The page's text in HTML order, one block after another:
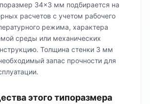
34×3 мм подбирается на
расчетов с учетом рабочего
режима, характера
среды или механических
Толщина стенки 3 мм
запас прочности для
этого типоразмера